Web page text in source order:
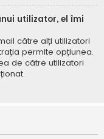
utilizator, el îmi
către alți utilizatori
permite opțiunea.
de către utilizatori